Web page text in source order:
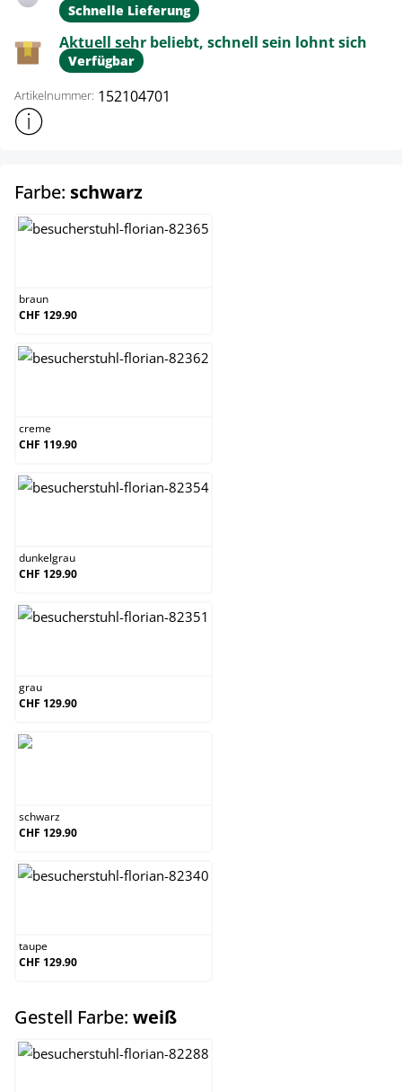
Schnelle Lieferung
Aktuell sehr beliebt, schnell sein lohnt sich
Verfügbar
Artikelnummer: 152104701
Weitere Produktinformationen anzeigen
Farbe: schwarzauswählen
braun
CHF 129.90
creme
CHF 119.90
dunkelgrau
CHF 129.90
grau
CHF 129.90
schwarz
CHF 129.90
taupe
CHF 129.90
Gestell Farbe: weißauswählen